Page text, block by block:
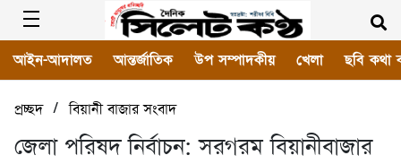
আইন-আদালত আন্তর্জাতিক উপ সম্পাদকীয় খেলা ছবি কথা
প্রচ্ছদ/বিয়ানী বাজার সংবাদ
জেলা পরিষদ নির্বাচন: সরগরম বিয়ানীবাজার